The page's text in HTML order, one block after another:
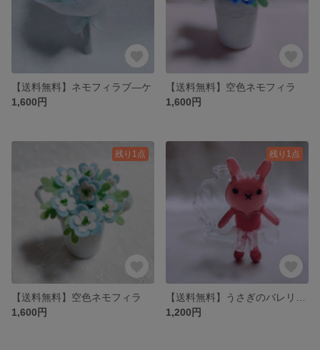
【送料無料】ネモフィラブ―ケ
1,600円
【送料無料】空色ネモフィラ
1,600円
残り1点
【送料無料】空色ネモフィラ
1,600円
残り1点
1,200円